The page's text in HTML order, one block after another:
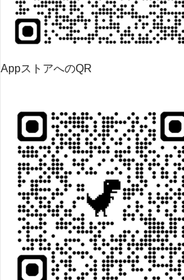
AppストアへのQR